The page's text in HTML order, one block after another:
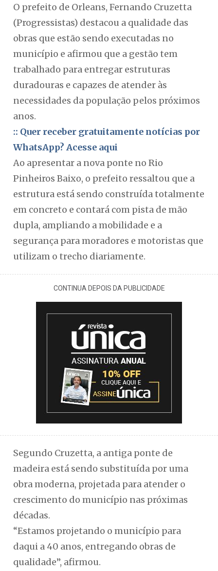
O prefeito de Orleans, Fernando Cruzetta
(Progressistas) destacou a qualidade das
obras que estão sendo executadas no
município e afirmou que a gestão tem
trabalhado para entregar estruturas
duradouras e capazes de atender às
necessidades da população pelos próximos
anos.
:: Quer receber gratuitamente notícias por
WhatsApp? Acesse aqui
Ao apresentar a nova ponte no Rio
Pinheiros Baixo, o prefeito ressaltou que a
estrutura está sendo construída totalmente
em concreto e contará com pista de mão
dupla, ampliando a mobilidade e a
segurança para moradores e motoristas que
utilizam o trecho diariamente.
CONTINUA DEPOIS DA PUBLICIDADE
Segundo Cruzetta, a antiga ponte de
madeira está sendo substituída por uma
obra moderna, projetada para atender o
crescimento do município nas próximas
décadas.
“Estamos projetando o município para
daqui a 40 anos, entregando obras de
qualidade”, afirmou.